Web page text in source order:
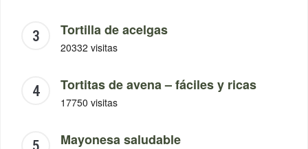
Tortilla de acelgas
20332 visitas
Tortitas de avena – fáciles y ricas
17750 visitas
Mayonesa saludable